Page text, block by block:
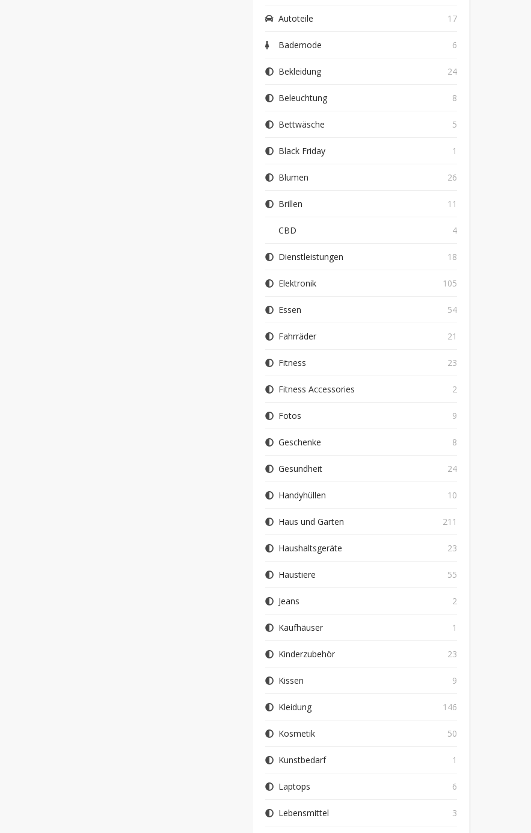
Autoteile 17
Bademode 6
Bekleidung 24
Beleuchtung 8
Bettwäsche 5
Black Friday 1
Blumen 26
Brillen 11
CBD 4
Dienstleistungen 18
Elektronik 105
Essen 54
Fahrräder 21
Fitness 23
Fitness Accessories 2
Fotos 9
Geschenke 8
Gesundheit 24
Handyhüllen 10
Haus und Garten 211
Haushaltsgeräte 23
Haustiere 55
Jeans 2
Kaufhäuser 1
Kinderzubehör 23
Kissen 9
Kleidung 146
Kosmetik 50
Kunstbedarf 1
Laptops 6
Lebensmittel 3